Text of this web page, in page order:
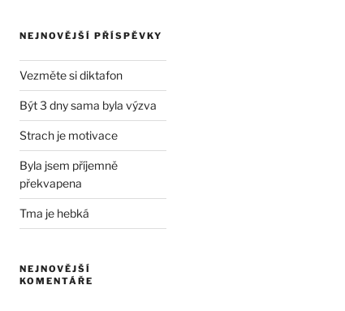
NEJNOVĚJŠÍ PŘÍSPĚVKY
Vezměte si diktafon
Být 3 dny sama byla výzva
Strach je motivace
Byla jsem příjemně
překvapena
Tma je hebká
NEJNOVĚJŠÍ
KOMENTÁŘE